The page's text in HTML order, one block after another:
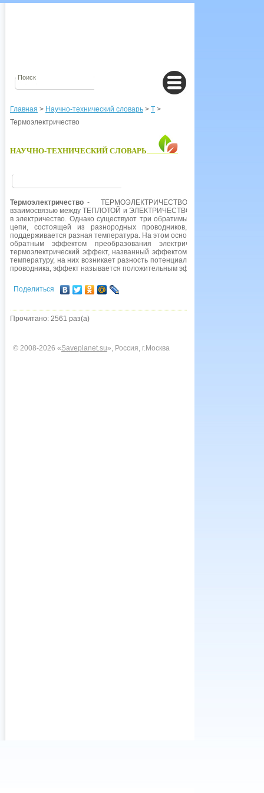
Главная > Научно-технический словарь > Т >
Термоэлектричество
НАУЧНО-ТЕХНИЧЕСКИЙ СЛОВАРЬ
Термоэлектричество - ТЕРМОЭЛЕКТРИЧЕСТВО, совокупность
взаимосвязью между ТЕПЛОТОЙ и ЭЛЕКТРИЧЕСТВОМ. Джеймс ДЖОУЛЬ
в электричество. Однако существуют три обратимых эффекта. ЭФФЕКТ
цепи, состоящей из разнородных проводников, возникает ток,
поддерживается разная температура. На этом основано
обратным эффектом преобразования электрической энергии
термоэлектрический эффект, названный эффектом Томпсона: если на
температуру, на них возникает разность потенциалов. Если
проводника, эффект называется положительным эффектом Томпсона, в
Поделиться
Прочитано: 2561 раз(а)
© 2008-2026 «Saveplanet.su», Россия, г.Москва